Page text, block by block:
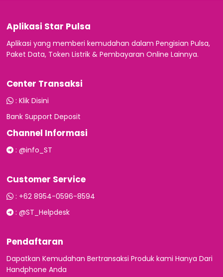
Aplikasi Star Pulsa
Aplikasi yang memberi kemudahan dalam Pengisian Pulsa,
Paket Data, Token Listrik & Pembayaran Online Lainnya.
Center Transaksi
: Klik Disini
Bank Support Deposit
Channel Informasi
: @info_ST
Customer Service
: +62 8954-0596-8594
: @ST_Helpdesk
Pendaftaran
Dapatkan Kemudahan Bertransaksi Produk kami Hanya Dari
Handphone Anda